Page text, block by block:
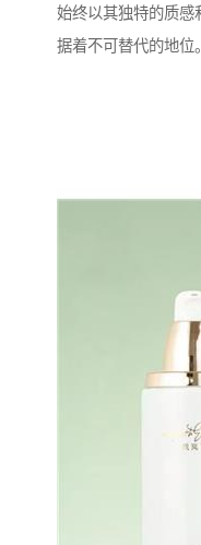
始终以其独特的质感
据着不可替代的地位。